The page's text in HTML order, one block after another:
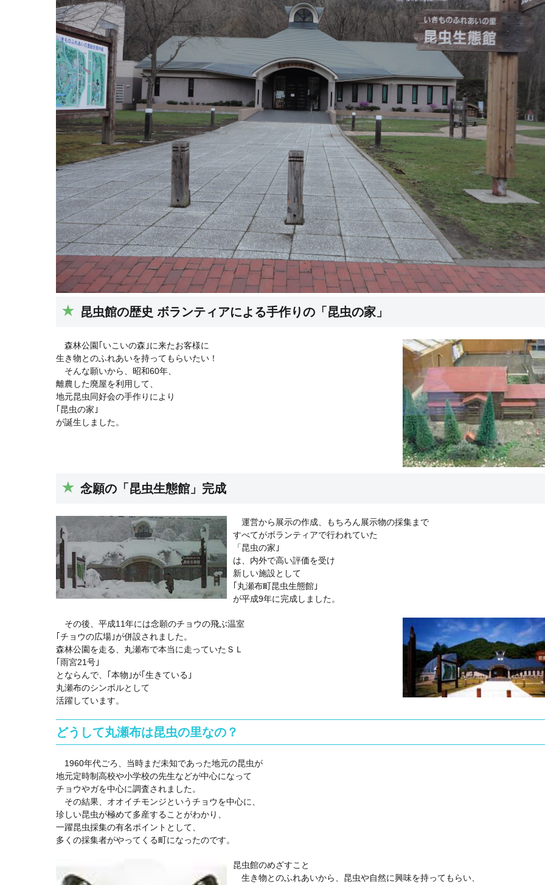
昆虫館の歴史 ボランティアによる手作りの「昆虫の家」
森林公園｢いこいの森｣に来たお客様に
生き物とのふれあいを持ってもらいたい！
そんな願いから、昭和60年、
離農した廃屋を利用して、
地元昆虫同好会の手作りにより
｢昆虫の家｣
が誕生しました。
念願の「昆虫生態館」完成
運営から展示の作成、もちろん展示物の採集まで
すべてがボランティアで行われていた
「昆虫の家｣
は、内外で高い評価を受け
新しい施設として
｢丸瀬布町昆虫生態館｣
が平成9年に完成しました。
その後、平成11年には念願のチョウの飛ぶ温室
｢チョウの広場｣が併設されました。
森林公園を走る、丸瀬布で本当に走っていたＳＬ
｢雨宮21号｣
とならんで、｢本物｣が｢生きている｣
丸瀬布のシンボルとして
活躍しています。
どうして丸瀬布は昆虫の里なの？
1960年代ごろ、当時まだ未知であった地元の昆虫が
地元定時制高校や小学校の先生などが中心になって
チョウやガを中心に調査されました。
その結果、オオイチモンジというチョウを中心に、
珍しい昆虫が極めて多産することがわかり、
一躍昆虫採集の有名ポイントとして、
多くの採集者がやってくる町になったのです。
昆虫館のめざすこと
生き物とのふれあいから、昆虫や自然に興味を持ってもらい、